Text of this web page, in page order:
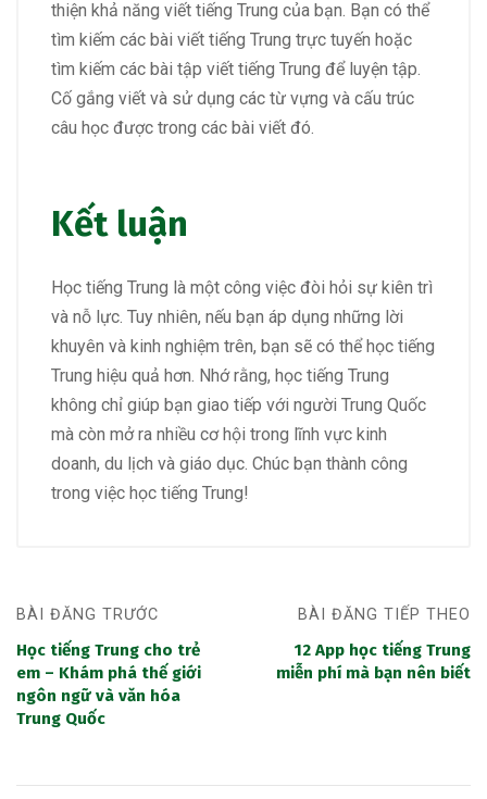
thiện khả năng viết tiếng Trung của bạn. Bạn có thể
tìm kiếm các bài viết tiếng Trung trực tuyến hoặc
tìm kiếm các bài tập viết tiếng Trung để luyện tập.
Cố gắng viết và sử dụng các từ vựng và cấu trúc
câu học được trong các bài viết đó.
Kết luận
Học tiếng Trung là một công việc đòi hỏi sự kiên trì
và nỗ lực. Tuy nhiên, nếu bạn áp dụng những lời
khuyên và kinh nghiệm trên, bạn sẽ có thể học tiếng
Trung hiệu quả hơn. Nhớ rằng, học tiếng Trung
không chỉ giúp bạn giao tiếp với người Trung Quốc
mà còn mở ra nhiều cơ hội trong lĩnh vực kinh
doanh, du lịch và giáo dục. Chúc bạn thành công
trong việc học tiếng Trung!
BÀI ĐĂNG TRƯỚC
Học tiếng Trung cho trẻ
em – Khám phá thế giới
ngôn ngữ và văn hóa
Trung Quốc
BÀI ĐĂNG TIẾP THEO
12 App học tiếng Trung
miễn phí mà bạn nên biết